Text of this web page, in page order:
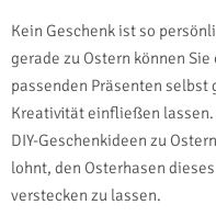
Kein Geschenk ist so
gerade zu Ostern können
passenden Präsenten
Kreativität einfließen
DIY-Geschenkideen zu
lohnt, den Osterhasen
verstecken zu lassen.